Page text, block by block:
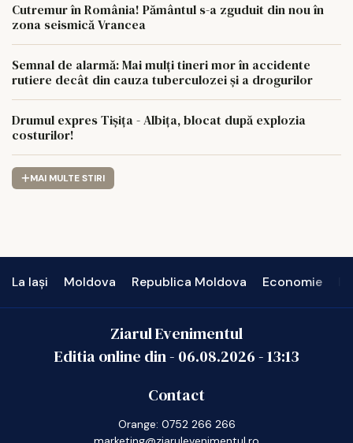
Cutremur în România! Pământul s-a zguduit din nou în
zona seismică Vrancea
Semnal de alarmă: Mai mulți tineri mor în accidente
rutiere decât din cauza tuberculozei și a drogurilor
Drumul expres Tișița - Albița, blocat după explozia
costurilor!
MAI MULTE STIRI
La Iași Moldova Republica Moldova Economie
Ziarul Evenimentul
Editia online din - 06.08.2026-13:13
Contact
Orange: 0752 266 266